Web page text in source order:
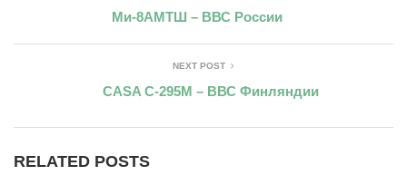
Ми-8АМТШ – ВВС России
NEXT POST
CASA C-295M – ВВС Финляндии
RELATED POSTS